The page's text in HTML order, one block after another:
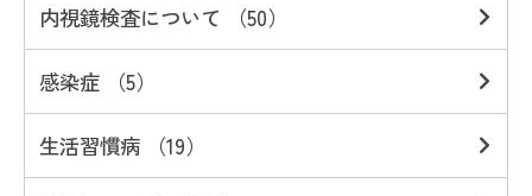
内視鏡検査について （50）
感染症 （5）
生活習慣病 （19）